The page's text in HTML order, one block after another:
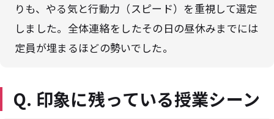
りも、やる気と行動力（スピード）を重視して選定
しました。全体連絡をしたその日の昼休みまでには
定員が埋まるほどの勢いでした。
Q. 印象に残っている授業シーン